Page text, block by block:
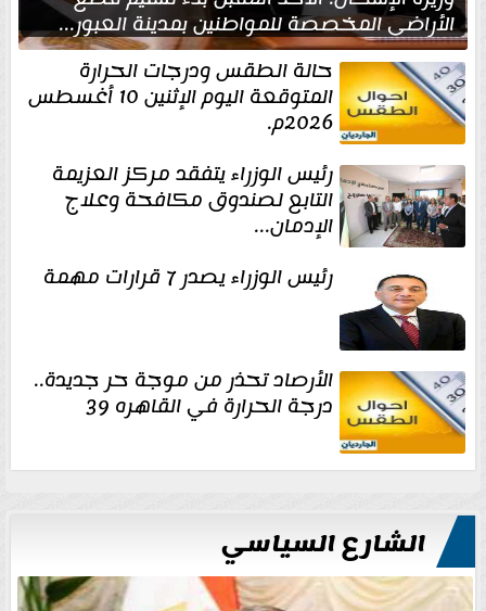
الأراضي المخصصة للمواطنين بمدينة العبور...
حالة الطقس ودرجات الحرارة
المتوقعة اليوم الإثنين 10 أغسطس
2026م.
رئيس الوزراء يتفقد مركز العزيمة
التابع لصندوق مكافحة وعلاج
الإدمان...
رئيس الوزراء يصدر 7 قرارات مهمة
الأرصاد تحذر من موجة حر جديدة..
درجة الحرارة في القاهره 39
الشارع السياسي